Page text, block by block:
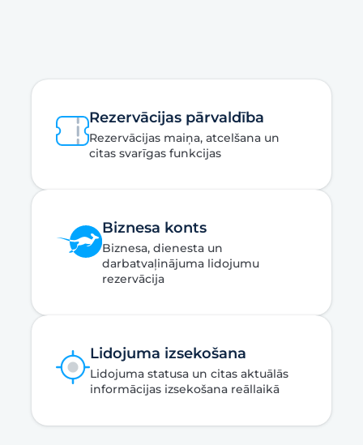
Rezervācijas pārvaldība
Rezervācijas maiņa, atcelšana un
citas svarīgas funkcijas
Biznesa konts
Biznesa, dienesta un
darbatvaļinājuma lidojumu
rezervācija
Lidojuma izsekošana
Lidojuma statusa un citas aktuālās
informācijas izsekošana reāllaikā